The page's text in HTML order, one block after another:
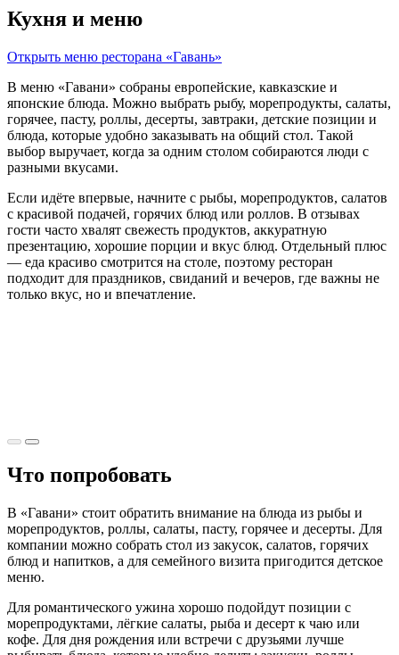
Кухня и меню
Открыть меню ресторана «Гавань»
В меню «Гавани» собраны европейские, кавказские и
японские блюда. Можно выбрать рыбу, морепродукты, салаты,
горячее, пасту, роллы, десерты, завтраки, детские позиции и
блюда, которые удобно заказывать на общий стол. Такой
выбор выручает, когда за одним столом собираются люди с
разными вкусами.
Если идёте впервые, начните с рыбы, морепродуктов, салатов
с красивой подачей, горячих блюд или роллов. В отзывах
гости часто хвалят свежесть продуктов, аккуратную
презентацию, хорошие порции и вкус блюд. Отдельный плюс
— еда красиво смотрится на столе, поэтому ресторан
подходит для праздников, свиданий и вечеров, где важны не
только вкус, но и впечатление.
Что попробовать
В «Гавани» стоит обратить внимание на блюда из рыбы и
морепродуктов, роллы, салаты, пасту, горячее и десерты. Для
компании можно собрать стол из закусок, салатов, горячих
блюд и напитков, а для семейного визита пригодится детское
меню.
Для романтического ужина хорошо подойдут позиции с
морепродуктами, лёгкие салаты, рыба и десерт к чаю или
кофе. Для дня рождения или встречи с друзьями лучше